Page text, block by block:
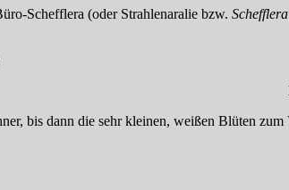
Schefflera (oder Strahlenaralie bzw.
bis dann die sehr kleinen, weißen Blüten zum